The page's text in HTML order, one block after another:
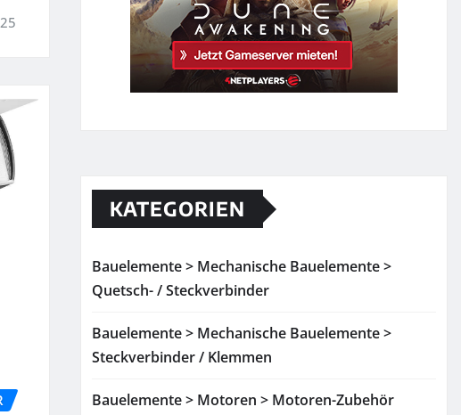
KATEGORIEN
Bauelemente > Mechanische Bauelemente >
Quetsch- / Steckverbinder
Bauelemente > Mechanische Bauelemente >
Steckverbinder / Klemmen
Bauelemente > Motoren > Motoren-Zubehör